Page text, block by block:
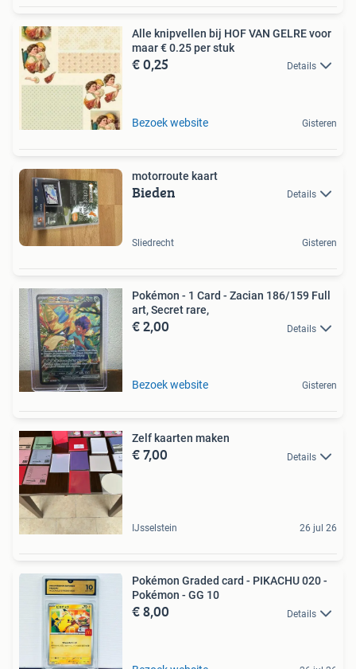
Alle knipvellen bij HOF VAN GELRE voor
maar € 0.25 per stuk
€ 0,25 Details
Bezoek website Gisteren
motorroute kaart
Bieden Details
Sliedrecht Gisteren
Pokémon - 1 Card - Zacian 186/159 Full
art, Secret rare,
€ 2,00 Details
Bezoek website Gisteren
Zelf kaarten maken
€ 7,00 Details
IJsselstein 26 jul 26
Pokémon Graded card - PIKACHU 020 -
Pokémon - GG 10
€ 8,00 Details